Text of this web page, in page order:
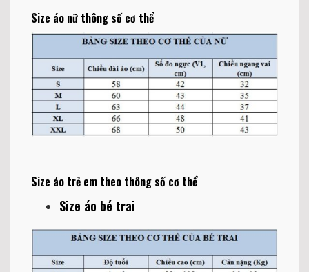
Size áo nữ thông số cơ thể
Size áo trẻ em theo thông số cơ thể
Size áo bé trai